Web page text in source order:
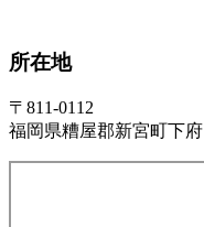
所在地
〒811-0112
福岡県糟屋郡新宮町下